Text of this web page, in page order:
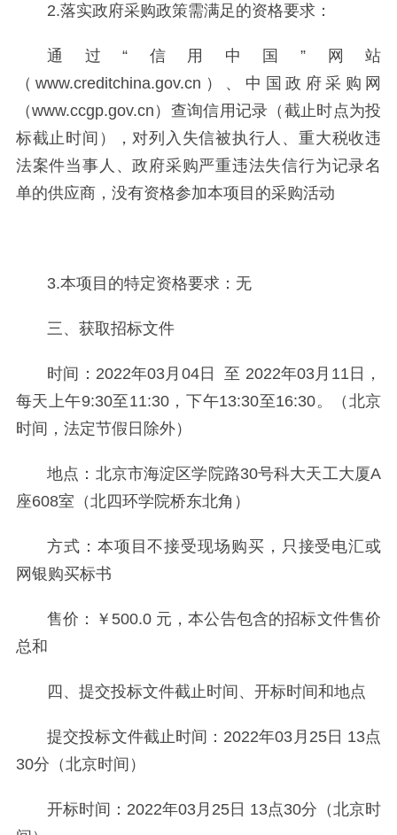
2.落实政府采购政策需满足的资格要求：
通过“信用中国”网站
（www.creditchina.gov.cn）、中国政府采购网
（www.ccgp.gov.cn）查询信用记录（截止时点为投
标截止时间），对列入失信被执行人、重大税收违
法案件当事人、政府采购严重违法失信行为记录名
单的供应商，没有资格参加本项目的采购活动
3.本项目的特定资格要求：无
三、获取招标文件
时间：2022年03月04日 至 2022年03月11日，
每天上午9:30至11:30，下午13:30至16:30。（北京
时间，法定节假日除外）
地点：北京市海淀区学院路30号科大天工大厦A
座608室（北四环学院桥东北角）
方式：本项目不接受现场购买，只接受电汇或
网银购买标书
售价：￥500.0 元，本公告包含的招标文件售价
总和
四、提交投标文件截止时间、开标时间和地点
提交投标文件截止时间：2022年03月25日 13点
30分（北京时间）
开标时间：2022年03月25日 13点30分（北京时